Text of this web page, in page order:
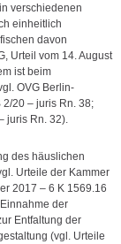
verschiedenen
einheitlich
davon
Urteil vom 14. August
ist beim
OVG Berlin-
2/20 – juris Rn. 38;
juris Rn. 32).
des häuslichen
Urteile der Kammer
2017 – 6 K 1569.16
der
Entfaltung der
(vgl. Urteile